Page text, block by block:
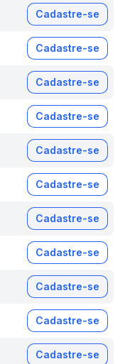
Cadastre-se
Cadastre-se
Cadastre-se
Cadastre-se
Cadastre-se
Cadastre-se
Cadastre-se
Cadastre-se
Cadastre-se
Cadastre-se
Cadastre-se